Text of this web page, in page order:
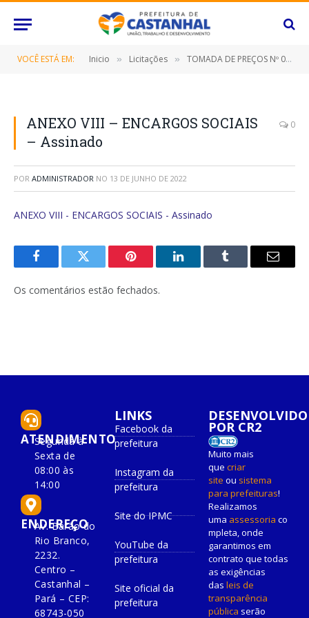
VOCÊ ESTÁ EM: Inicio » Licitações » TOMADA DE PREÇOS Nº 017/2022 (CONTRATAÇÃO DE EMPRESA ESPECIALIZADA PARA REFORMA E AMPLIAÇÃO DO COMPLEXO ESPORTIVO DO BAIRRO ROUXINOL)
ANEXO VIII – ENCARGOS SOCIAIS
– Assinado
0
POR ADMINISTRADOR NO 13 DE JUNHO DE 2022
ANEXO VIII - ENCARGOS SOCIAIS - Assinado
FacebookTwitter Pinterest O
Tumblr
E-
Os comentários estão fechados.
ATENDIMENTO
Segunda à
Sexta de
08:00 às
14:00
ENDEREÇO
Av. Barão do
Rio Branco,
2232.
Centro –
Castanhal –
Pará – CEP:
68743-050
LINKS
Facebook da
prefeitura
Instagram da
prefeitura
Site do IPMC
YouTube da
prefeitura
Site oficial da
prefeitura
DESENVOLVIDO
POR CR2
Muito mais
que criar
site ou sistema
para prefeituras!
Realizamos
uma assessoria co
mpleta, onde
garantimos em
contrato que todas
as exigências
das leis de
transparência
pública serão